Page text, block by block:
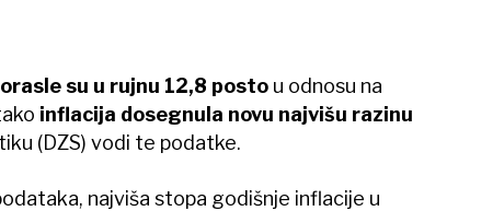
su u rujnu 12,8 posto u odnosu na
inflacija dosegnula novu najvišu razinu
(DZS) vodi te podatke.
najviša stopa godišnje inflacije u